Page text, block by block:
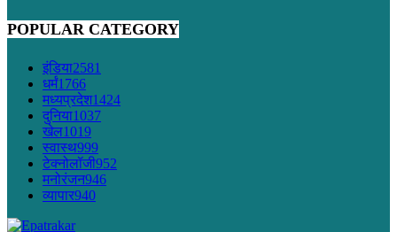
POPULAR CATEGORY
इंडिया2581
धर्मं1766
मध्यप्रदेश1424
दुनिया1037
खेल1019
स्वास्थ999
टेक्नोलॉजी952
मनोरंजन946
व्यापार940